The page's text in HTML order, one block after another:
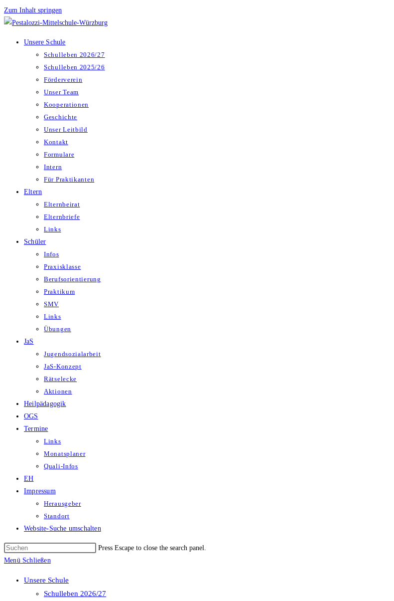
Zum Inhalt springen
Unsere Schule
Schulleben 2026/27
Schulleben 2025/26
Förderverein
Unser Team
Kooperationen
Geschichte
Unser Leitbild
Kontakt
Formulare
Intern
Für Praktikanten
Eltern
Elternbeirat
Elternbriefe
Links
Schüler
Infos
Praxisklasse
Berufsorientierung
Praktikum
SMV
Links
Übungen
JaS
Jugendsozialarbeit
JaS-Konzept
Rätselecke
Aktionen
Heilpädagogik
OGS
Termine
Links
Monatsplaner
Quali-Infos
EH
Impressum
Herausgeber
Standort
Website-Suche umschalten
Press Escape to close the search panel.
Menü Schließen
Unsere Schule
Schulleben 2026/27